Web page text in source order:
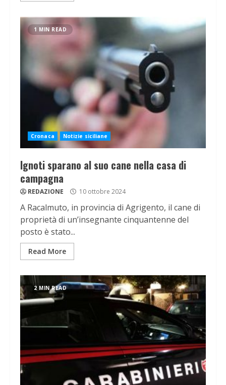
1 MIN READ
Cronaca Notizie siciliane
Ignoti sparano al suo cane nella casa di
campagna
REDAZIONE 10 ottobre 2024
A Racalmuto, in provincia di Agrigento, il cane di
proprietà di un’insegnante cinquantenne del
posto è stato...
Read More
2 MIN READ